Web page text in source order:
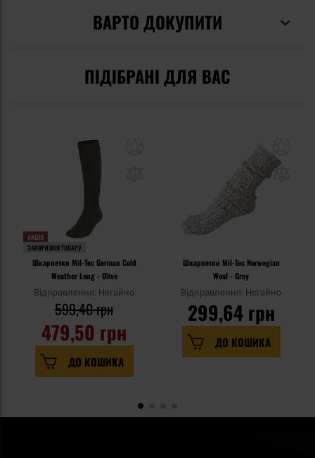
ВАРТО ДОКУПИТИ
ПІДІБРАНІ ДЛЯ ВАС
АКЦІЯ
ЗАКІНЧЕННЯ ТОВАРУ
Шкарпетки Mil-Tec German Cold
Weather Long - Olive
Відправлення: Негайно
479,50 грн
599,40 грн
ДО КОШИКА
Шкарпетки Mil-Tec Norwegian
Wool - Grey
Відправлення: Негайно
299,64 грн
ДО КОШИКА